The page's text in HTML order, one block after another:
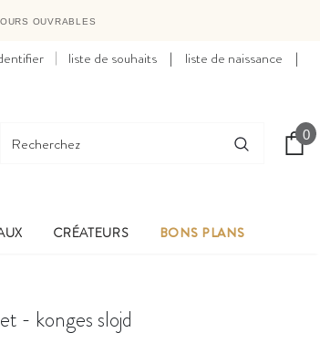
OUVRABLES
liste de souhaits | liste de naissance |
0
CRÉATEURS BONS PLANS
- konges slojd